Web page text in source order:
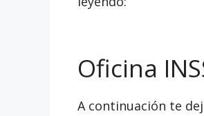
Oficina
A continuación te